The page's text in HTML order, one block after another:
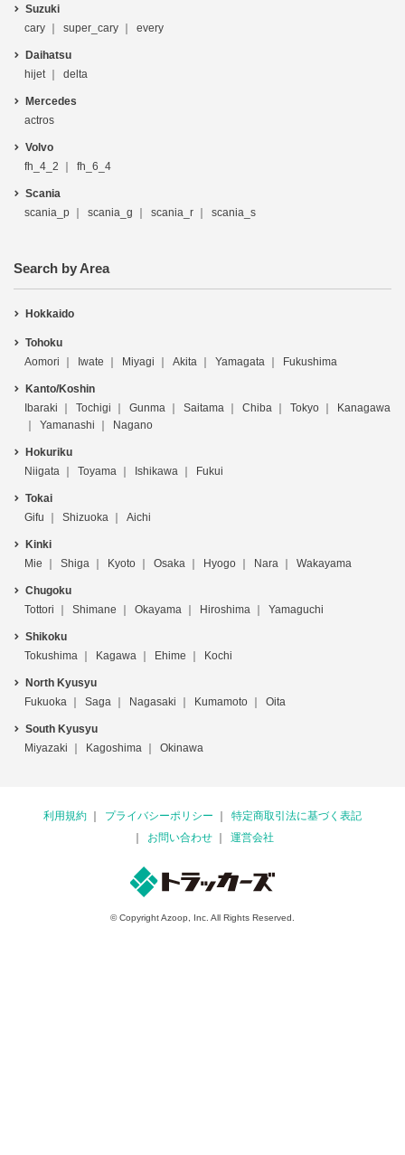
Suzuki
cary
super_cary every
Daihatsu
hijet
delta
Mercedes
actros
Volvo
fh_4_2
fh_6_4
Scania
scania_p
scania_g scania_r scania_s
Search by Area
Hokkaido
Tohoku
Aomori
Iwate Miyagi Akita Yamagata Fukushima
Kanto/Koshin
Ibaraki
Tochigi Gunma Saitama Chiba Tokyo
Kanagawa
Yamanashi
Nagano
Hokuriku
Niigata
Toyama Ishikawa Fukui
Tokai
Gifu
Shizuoka Aichi
Kinki
Mie
Shiga Kyoto Osaka Hyogo Nara Wakayama
Chugoku
Tottori
Shimane Okayama Hiroshima Yamaguchi
Shikoku
Tokushima
Kagawa Ehime Kochi
North Kyusyu
Fukuoka
Saga Nagasaki Kumamoto Oita
South Kyusyu
Miyazaki
Kagoshima Okinawa
利用規約 プライバシーポリシー
特定商取引法に基づく表記
お問い合わせ
運営会社
© Copyright Azoop, Inc. All Rights Reserved.